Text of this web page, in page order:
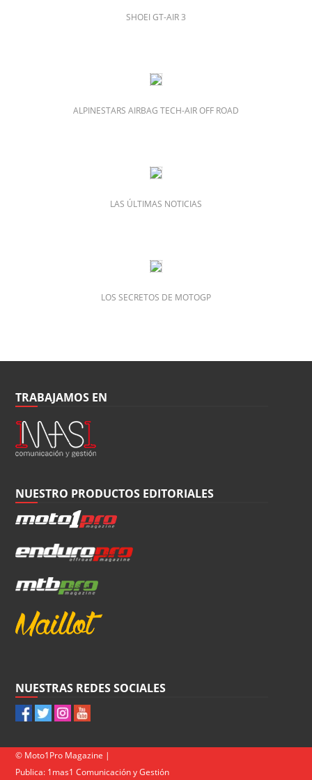
SHOEI GT-AIR 3
ALPINESTARS AIRBAG TECH-AIR OFF ROAD
LAS ÚLTIMAS NOTICIAS
LOS SECRETOS DE MOTOGP
TRABAJAMOS EN
NUESTRO PRODUCTOS EDITORIALES
NUESTRAS REDES SOCIALES
© Moto1Pro Magazine |
Publica: 1mas1 Comunicación y Gestión